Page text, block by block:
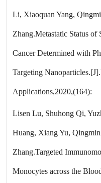
Li, Xiaoquan Yang,
Zhang.Metastatic Status
Cancer Determined with
Targeting
Applications,2020,(164):
Lisen Lu, Shuhong Qi,
Huang, Xiang Yu,
Zhang.Targeted
Monocytes across the